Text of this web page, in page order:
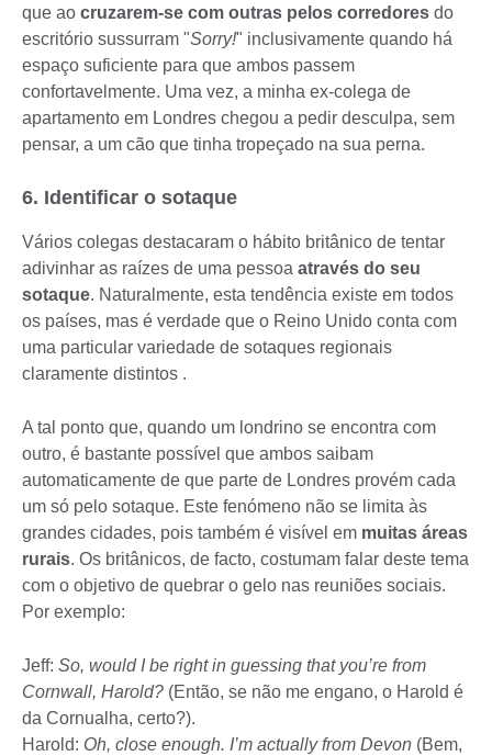
que ao cruzarem-se com outras pelos corredores do
escritório sussurram "Sorry!" inclusivamente quando há
espaço suficiente para que ambos passem
confortavelmente. Uma vez, a minha ex-colega de
apartamento em Londres chegou a pedir desculpa, sem
pensar, a um cão que tinha tropeçado na sua perna.
6. Identificar o sotaque
Vários colegas destacaram o hábito britânico de tentar
adivinhar as raízes de uma pessoa através do seu
sotaque. Naturalmente, esta tendência existe em todos
os países, mas é verdade que o Reino Unido conta com
uma particular variedade de sotaques regionais
claramente distintos .
A tal ponto que, quando um londrino se encontra com
outro, é bastante possível que ambos saibam
automaticamente de que parte de Londres provém cada
um só pelo sotaque. Este fenómeno não se limita às
grandes cidades, pois também é visível em muitas áreas
rurais. Os britânicos, de facto, costumam falar deste tema
com o objetivo de quebrar o gelo nas reuniões sociais.
Por exemplo:
Jeff: So, would I be right in guessing that you’re from
Cornwall, Harold? (Então, se não me engano, o Harold é
da Cornualha, certo?).
Harold: Oh, close enough. I’m actually from Devon (Bem,